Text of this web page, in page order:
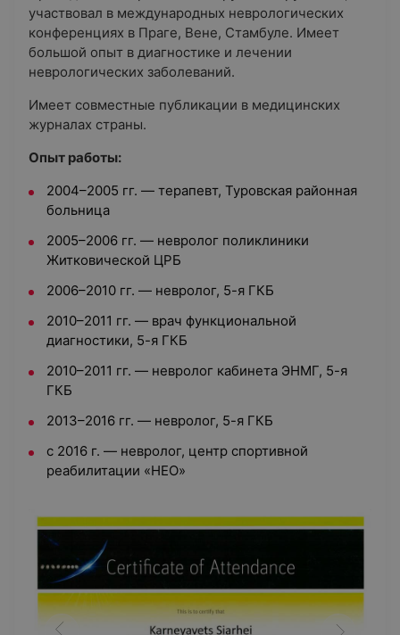
участвовал в международных неврологических
конференциях в Праге, Вене, Стамбуле. Имеет
большой опыт в диагностике и лечении
неврологических заболеваний.
Имеет совместные публикации в медицинских
журналах страны.
Опыт работы:
2004–2005 гг. — терапевт, Туровская районная
больница
2005–2006 гг. — невролог поликлиники
Житковической ЦРБ
2006–2010 гг. — невролог, 5-я ГКБ
2010–2011 гг. — врач функциональной
диагностики, 5-я ГКБ
2010–2011 гг. — невролог кабинета ЭНМГ, 5-я
ГКБ
2013–2016 гг. — невролог, 5-я ГКБ
с 2016 г. — невролог, центр спортивной
реабилитации «НЕО»